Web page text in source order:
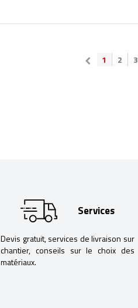
1 2 3
Services
Devis gratuit, services de livraison sur
chantier, conseils sur le choix des
matériaux.